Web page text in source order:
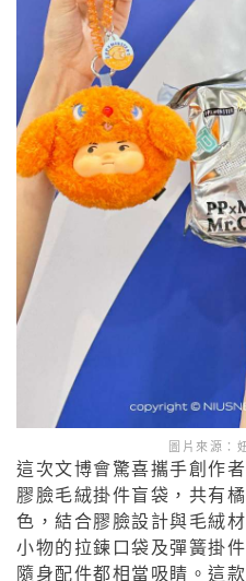
圖片來源：
這次文博會驚喜攜手創作
膠臉毛絨掛件盲袋，共有
色，結合膠臉設計與毛絨
小物的拉鍊口袋及彈簧掛
隨身配件都相當吸睛。這